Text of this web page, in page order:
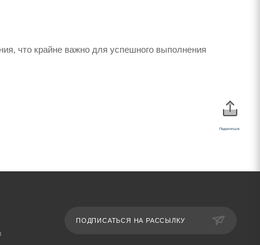
что крайне важно для успешного выполнения
Поделиться:
ПОДПИСАТЬСЯ НА РАССЫЛКУ